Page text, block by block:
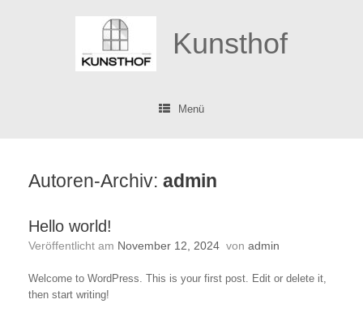
Kunsthof
Menü
Autoren-Archiv: admin
Hello world!
Veröffentlicht am November 12, 2024 von admin
Welcome to WordPress. This is your first post. Edit or delete it,
then start writing!